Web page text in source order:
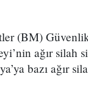
(BM) Güvenlik
ağır silah
bazı ağır